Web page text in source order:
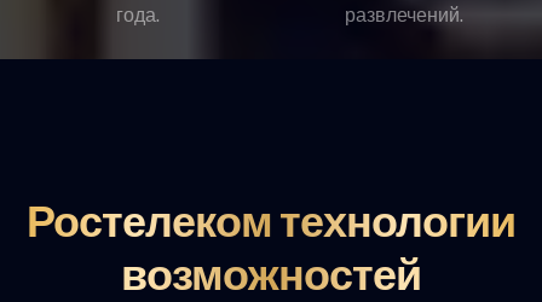
года.
развлечений.
Ростелеком технологии
возможностей